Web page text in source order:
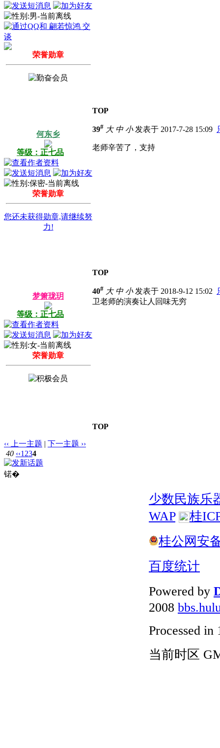
荣誉勋章
TOP
何东乡
等级：正七品
荣誉勋章
您还未获得勋章,请继续努
力!
39# 大 中 小发表于 2017-7-28 15:09
老师辛苦了，支持
TOP
梦箫珑玥
等级：正七品
荣誉勋章
40# 大 中 小发表于 2018-9-12 15:02
卫老师的演奏让人回味无穷
TOP
‹‹ 上一主题 | 下一主题 ››
40 ‹‹1 234
锘�
少数民族乐
WAP
桂
桂公网安
百度统计
Powered by
2008
Processed in
当前时区